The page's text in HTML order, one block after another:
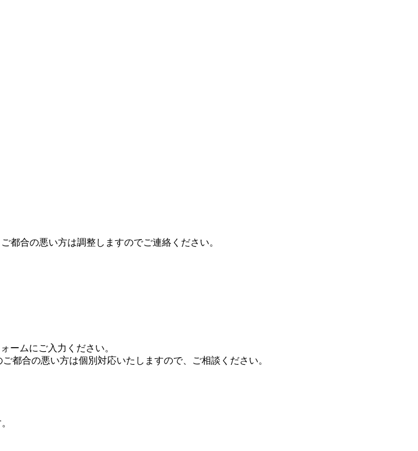
合の悪い方は調整しますのでご連絡ください。
ームにご入力ください。
都合の悪い方は個別対応いたしますので、ご相談ください。